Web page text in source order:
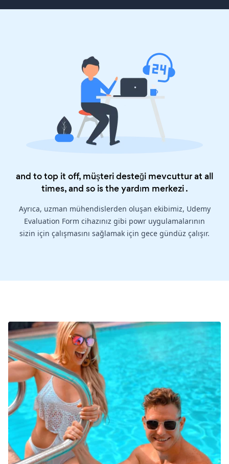
and to top it off, müşteri desteği mevcuttur at all
times, and so is theyardım merkezi.
Ayrıca, uzman mühendislerden oluşan ekibimiz, Udemy
Evaluation Form cihazınız gibi powr uygulamalarının
sizin için çalışmasını sağlamak için gece gündüz çalışır.